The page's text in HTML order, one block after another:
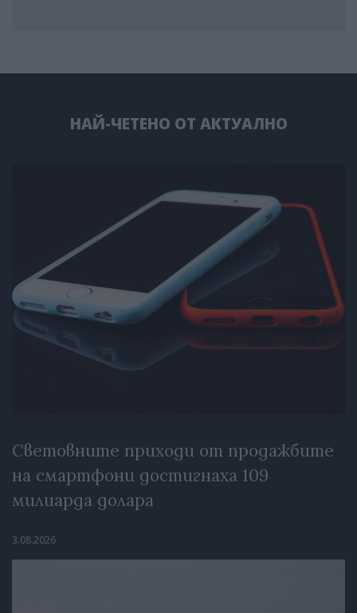
НАЙ-ЧЕТЕНО ОТ АКТУАЛНО
Световните приходи от продажбите
на смартфони достигнаха 109
милиарда долара
3.08.2026